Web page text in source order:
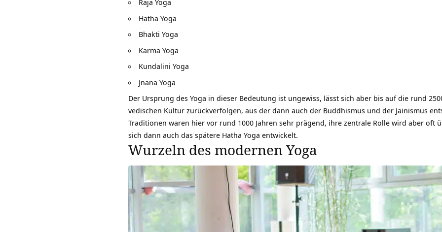
Raja Yoga
Hatha Yoga
Bhakti Yoga
Karma Yoga
Kundalini Yoga
Jnana Yoga
Der Ursprung des Yoga in dieser Bedeutung ist ungewiss, lässt sich aber bis auf die rund
vedischen Kultur zurückverfolgen, aus der dann auch der Buddhismus und der Jainismus
Traditionen waren hier vor rund 1000 Jahren sehr prägend, ihre zentrale Rolle wird aber oft
sich dann auch das spätere Hatha Yoga entwickelt.
Wurzeln des modernen Yoga